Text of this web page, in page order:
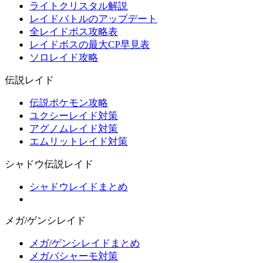
ライトクリスタル解説
レイドバトルのアップデート
全レイドボス攻略表
レイドボスの最大CP早見表
ソロレイド攻略
伝説レイド
伝説ポケモン攻略
ユクシーレイド対策
アグノムレイド対策
エムリットレイド対策
シャドウ伝説レイド
シャドウレイドまとめ
メガ/ゲンシレイド
メガ/ゲンシレイドまとめ
メガバシャーモ対策